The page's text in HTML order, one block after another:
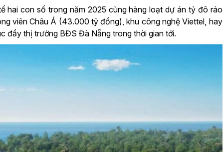
hai con số trong năm 2025 cùng hàng loạt dự án tỷ đô ráo
viên Châu Á (43.000 tỷ đồng), khu công nghệ Viettel, hay
đẩy thị trường BĐS Đà Nẵng trong thời gian tới.